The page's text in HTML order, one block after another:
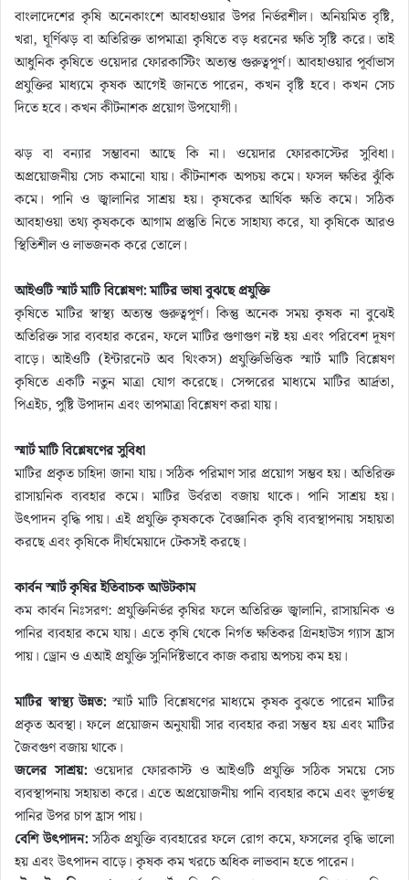
বাংলাদেশের কৃষি অনেকাংশে আবহাওয়ার উপর নির্ভরশীল। অনিয়মিত বৃষ্টি,
খরা, ঘূর্ণিঝড় বা অতিরিক্ত তাপমাত্রা কৃষিতে বড় ধরনের ক্ষতি সৃষ্টি করে। তাই
আধুনিক কৃষিতে ওয়েদার ফোরকাস্টিং অত্যন্ত গুরুত্বপূর্ণ। আবহাওয়ার পূর্বাভাস
প্রযুক্তির মাধ্যমে কৃষক আগেই জানতে পারেন, কখন বৃষ্টি হবে। কখন সেচ
দিতে হবে। কখন কীটনাশক প্রয়োগ উপযোগী।
ঝড় বা বন্যার সম্ভাবনা আছে কি না। ওয়েদার ফোরকাস্টের সুবিধা।
অপ্রয়োজনীয় সেচ কমানো যায়। কীটনাশক অপচয় কমে। ফসল ক্ষতির ঝুঁকি
কমে। পানি ও জ্বালানির সাশ্রয় হয়। কৃষকের আর্থিক ক্ষতি কমে। সঠিক
আবহাওয়া তথ্য কৃষককে আগাম প্রস্তুতি নিতে সাহায্য করে, যা কৃষিকে আরও
স্থিতিশীল ও লাভজনক করে তোলে।
আইওটি স্মার্ট মাটি বিশ্লেষণ: মাটির ভাষা বুঝছে প্রযুক্তি
কৃষিতে মাটির স্বাস্থ্য অত্যন্ত গুরুত্বপূর্ণ। কিন্তু অনেক সময় কৃষক না বুঝেই
অতিরিক্ত সার ব্যবহার করেন, ফলে মাটির গুণাগুণ নষ্ট হয় এবং পরিবেশ দূষণ
বাড়ে। আইওটি (ইন্টারনেট অব থিংকস) প্রযুক্তিভিত্তিক স্মার্ট মাটি বিশ্লেষণ
কৃষিতে একটি নতুন মাত্রা যোগ করেছে। সেন্সরের মাধ্যমে মাটির আর্দ্রতা,
পিএইচ, পুষ্টি উপাদান এবং তাপমাত্রা বিশ্লেষণ করা যায়।
স্মার্ট মাটি বিশ্লেষণের সুবিধা
মাটির প্রকৃত চাহিদা জানা যায়। সঠিক পরিমাণ সার প্রয়োগ সম্ভব হয়। অতিরিক্ত
রাসায়নিক ব্যবহার কমে। মাটির উর্বরতা বজায় থাকে। পানি সাশ্রয় হয়।
উৎপাদন বৃদ্ধি পায়। এই প্রযুক্তি কৃষককে বৈজ্ঞানিক কৃষি ব্যবস্থাপনায় সহায়তা
করছে এবং কৃষিকে দীর্ঘমেয়াদে টেকসই করছে।
কার্বন স্মার্ট কৃষির ইতিবাচক আউটকাম
কম কার্বন নিঃসরণ: প্রযুক্তিনির্ভর কৃষির ফলে অতিরিক্ত জ্বালানি, রাসায়নিক ও
পানির ব্যবহার কমে যায়। এতে কৃষি থেকে নির্গত ক্ষতিকর গ্রিনহাউস গ্যাস হ্রাস
পায়। ড্রোন ও এআই প্রযুক্তি সুনির্দিষ্টভাবে কাজ করায় অপচয় কম হয়।
মাটির স্বাস্থ্য উন্নত:স্মার্ট মাটি বিশ্লেষণের মাধ্যমে কৃষক বুঝতে পারেন মাটির
প্রকৃত অবস্থা। ফলে প্রয়োজন অনুযায়ী সার ব্যবহার করা সম্ভব হয় এবং মাটির
জৈবগুণ বজায় থাকে।
জলের সাশ্রয়:ওয়েদার ফোরকাস্ট ও আইওটি প্রযুক্তি সঠিক সময়ে সেচ
ব্যবস্থাপনায় সহায়তা করে। এতে অপ্রয়োজনীয় পানি ব্যবহার কমে এবং ভূগর্ভস্থ
পানির উপর চাপ হ্রাস পায়।
বেশি উৎপাদন:সঠিক প্রযুক্তি ব্যবহারের ফলে রোগ কমে, ফসলের বৃদ্ধি ভালো
হয় এবং উৎপাদন বাড়ে। কৃষক কম খরচে অধিক লাভবান হতে পারেন।